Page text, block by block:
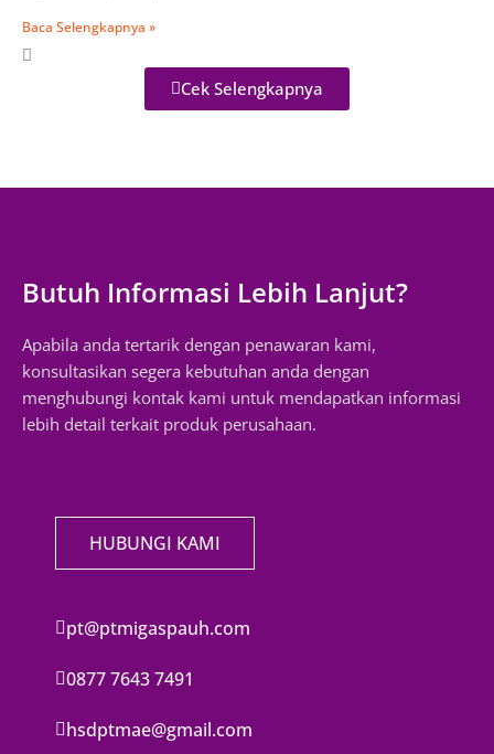
Baca Selengkapnya »
Cek Selengkapnya
Butuh Informasi Lebih Lanjut?
Apabila anda tertarik dengan penawaran kami,
konsultasikan segera kebutuhan anda dengan
menghubungi kontak kami untuk mendapatkan informasi
lebih detail terkait produk perusahaan.
HUBUNGI KAMI
pt@ptmigaspauh.com
0877 7643 7491
hsdptmae@gmail.com